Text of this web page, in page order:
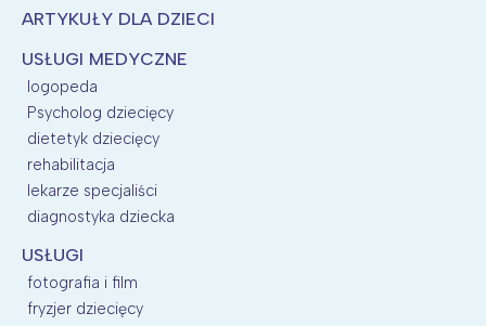
ARTYKUŁY DLA DZIECI
USŁUGI MEDYCZNE
logopeda
Psycholog dziecięcy
dietetyk dziecięcy
rehabilitacja
lekarze specjaliści
diagnostyka dziecka
USŁUGI
fotografia i film
fryzjer dziecięcy